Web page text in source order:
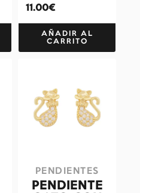
11.00€
AÑADIR AL
CARRITO
PENDIENTES
PENDIENTE